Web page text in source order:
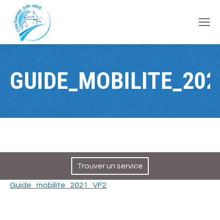
principal
Trouver un service
Guide_mobilite_2021_VF2